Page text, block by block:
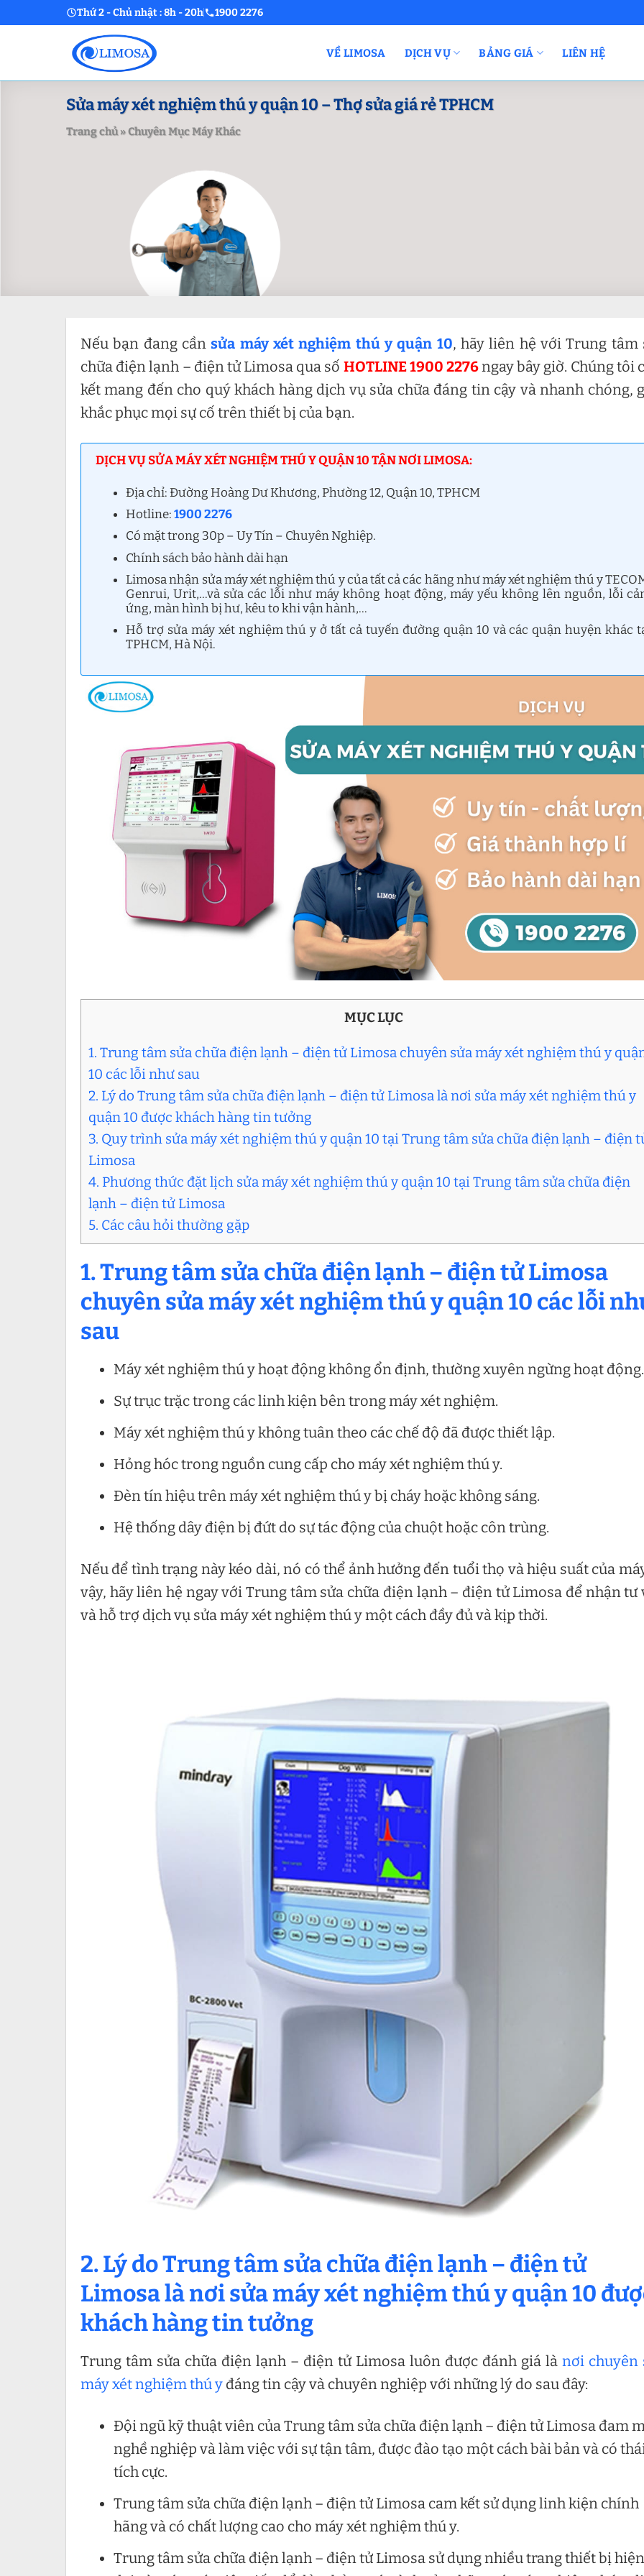
to
Thứ 2 - Chủ nhật : 8h - 20h 1900 2276
VỀ LIMOSA DỊCH VỤ BẢNG GIÁ LIÊN HỆ
Sửa máy xét nghiệm thú y quận 10 – Thợ sửa giá rẻ TPHCM
Trang chủ»Chuyên Mục Máy Khác
Nếu bạn đang cầnsửa máy xét nghiệm thú y quận 10, hãy liên hệ với Trung tâm
chữa điện lạnh – điện tử Limosa qua số HOTLINE 1900 2276ngay bây giờ. Chúng tôi
kết mang đến cho quý khách hàng dịch vụ sửa chữa đáng tin cậy và nhanh chóng,
khắc phục mọi sự cố trên thiết bị của bạn.
DỊCH VỤ SỬA MÁY XÉT NGHIỆM THÚ Y QUẬN 10 TẬN NƠI LIMOSA:
Địa chỉ: Đường Hoàng Dư Khương, Phường 12, Quận 10, TPHCM
Hotline:1900 2276
Có mặt trong 30p – Uy Tín – Chuyên Nghiệp.
Chính sách bảo hành dài hạn
Limosa nhận sửa máy xét nghiệm thú y của tất cả các hãng như máy xét nghiệm thú y
Genrui, Urit,…và sửa các lỗi như máy không hoạt động, máy yếu không lên nguồn, lỗi
ứng, màn hình bị hư, kêu to khi vận hành,…
Hỗ trợ sửa máy xét nghiệm thú y ở tất cả tuyến đường quận 10 và các quận huyện khác
TPHCM, Hà Nội.
MỤC LỤC
1. Trung tâm sửa chữa điện lạnh – điện tử Limosa chuyên sửa máy xét nghiệm thú y
10 các lỗi như sau
2. Lý do Trung tâm sửa chữa điện lạnh – điện tử Limosa là nơi sửa máy xét nghiệm thú y
quận 10 được khách hàng tin tưởng
3. Quy trình sửa máy xét nghiệm thú y quận 10 tại Trung tâm sửa chữa điện lạnh – điện
Limosa
4. Phương thức đặt lịch sửa máy xét nghiệm thú y quận 10 tại Trung tâm sửa chữa điện
lạnh – điện tử Limosa
5. Các câu hỏi thường gặp
1. Trung tâm sửa chữa điện lạnh – điện tử Limosa
chuyên sửa máy xét nghiệm thú y quận 10 các lỗi
sau
Máy xét nghiệm thú y hoạt động không ổn định, thường xuyên ngừng hoạt động.
Sự trục trặc trong các linh kiện bên trong máy xét nghiệm.
Máy xét nghiệm thú y không tuân theo các chế độ đã được thiết lập.
Hỏng hóc trong nguồn cung cấp cho máy xét nghiệm thú y.
Đèn tín hiệu trên máy xét nghiệm thú y bị cháy hoặc không sáng.
Hệ thống dây điện bị đứt do sự tác động của chuột hoặc côn trùng.
Nếu để tình trạng này kéo dài, nó có thể ảnh hưởng đến tuổi thọ và hiệu suất của
vậy, hãy liên hệ ngay với Trung tâm sửa chữa điện lạnh – điện tử Limosa để nhận tư
và hỗ trợ dịch vụ sửa máy xét nghiệm thú y một cách đầy đủ và kịp thời.
2. Lý do Trung tâm sửa chữa điện lạnh – điện tử
Limosa là nơi sửa máy xét nghiệm thú y quận 10
khách hàng tin tưởng
Trung tâm sửa chữa điện lạnh – điện tử Limosa luôn được đánh giá là nơi chuyên
máy xét nghiệm thú y đáng tin cậy và chuyên nghiệp với những lý do sau đây:
Đội ngũ kỹ thuật viên của Trung tâm sửa chữa điện lạnh – điện tử Limosa đam
nghề nghiệp và làm việc với sự tận tâm, được đào tạo một cách bài bản và có
tích cực.
Trung tâm sửa chữa điện lạnh – điện tử Limosa cam kết sử dụng linh kiện chính
hãng và có chất lượng cao cho máy xét nghiệm thú y.
Trung tâm sửa chữa điện lạnh – điện tử Limosa sử dụng nhiều trang thiết bị hiện